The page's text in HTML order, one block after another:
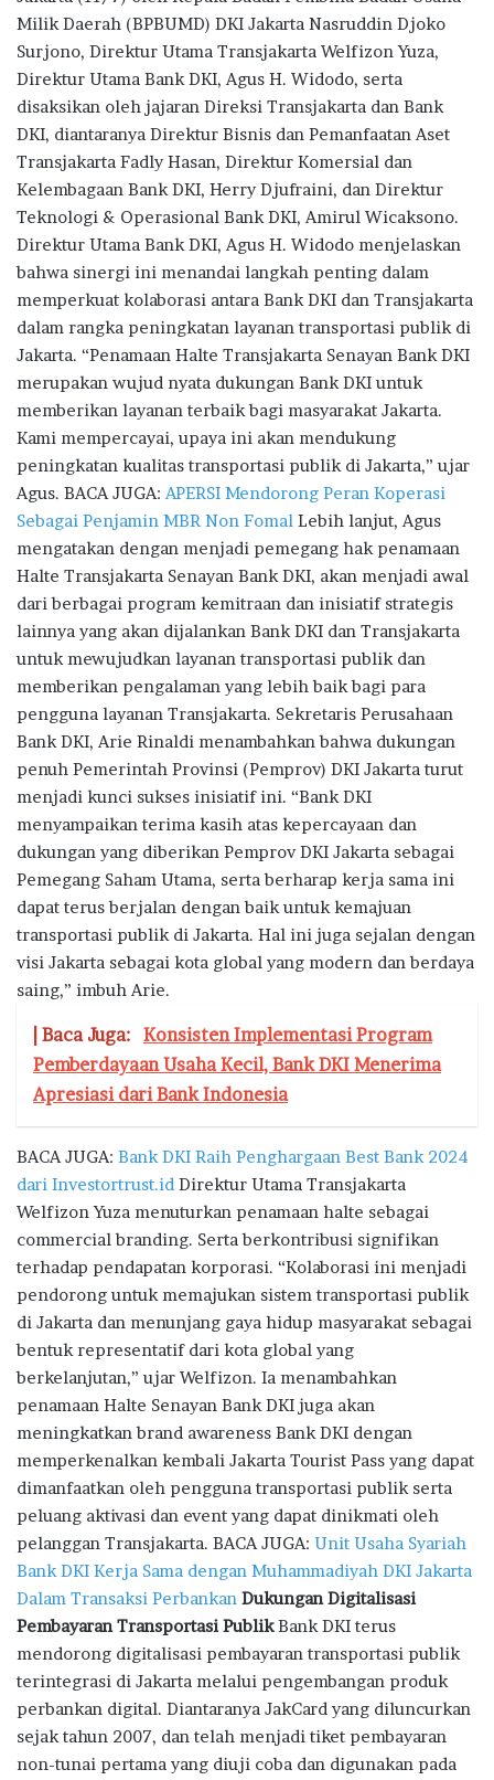
k
p
Milik Daerah (BPBUMD) DKI Jakarta Nasruddin Djoko
Surjono, Direktur Utama Transjakarta Welfizon Yuza,
Direktur Utama Bank DKI, Agus H. Widodo, serta
disaksikan oleh jajaran Direksi Transjakarta dan Bank
DKI, diantaranya Direktur Bisnis dan Pemanfaatan Aset
Transjakarta Fadly Hasan, Direktur Komersial dan
Kelembagaan Bank DKI, Herry Djufraini, dan Direktur
Teknologi & Operasional Bank DKI, Amirul Wicaksono.
Direktur Utama Bank DKI, Agus H. Widodo menjelaskan
bahwa sinergi ini menandai langkah penting dalam
memperkuat kolaborasi antara Bank DKI dan Transjakarta
dalam rangka peningkatan layanan transportasi publik di
Jakarta. “Penamaan Halte Transjakarta Senayan Bank DKI
merupakan wujud nyata dukungan Bank DKI untuk
memberikan layanan terbaik bagi masyarakat Jakarta.
Kami mempercayai, upaya ini akan mendukung
peningkatan kualitas transportasi publik di Jakarta,” ujar
Agus. BACA JUGA: APERSI Mendorong Peran Koperasi
Sebagai Penjamin MBR Non Fomal Lebih lanjut, Agus
mengatakan dengan menjadi pemegang hak penamaan
Halte Transjakarta Senayan Bank DKI, akan menjadi awal
dari berbagai program kemitraan dan inisiatif strategis
lainnya yang akan dijalankan Bank DKI dan Transjakarta
untuk mewujudkan layanan transportasi publik dan
memberikan pengalaman yang lebih baik bagi para
pengguna layanan Transjakarta. Sekretaris Perusahaan
Bank DKI, Arie Rinaldi menambahkan bahwa dukungan
penuh Pemerintah Provinsi (Pemprov) DKI Jakarta turut
menjadi kunci sukses inisiatif ini. “Bank DKI
menyampaikan terima kasih atas kepercayaan dan
dukungan yang diberikan Pemprov DKI Jakarta sebagai
Pemegang Saham Utama, serta berharap kerja sama ini
dapat terus berjalan dengan baik untuk kemajuan
transportasi publik di Jakarta. Hal ini juga sejalan dengan
visi Jakarta sebagai kota global yang modern dan berdaya
saing,” imbuh Arie.
| Baca Juga: Konsisten Implementasi Program
Pemberdayaan Usaha Kecil, Bank DKI Menerima
Apresiasi dari Bank Indonesia
BACA JUGA: Bank DKI Raih Penghargaan Best Bank 2024
dari Investortrust.id Direktur Utama Transjakarta
Welfizon Yuza menuturkan penamaan halte sebagai
commercial branding. Serta berkontribusi signifikan
terhadap pendapatan korporasi. “Kolaborasi ini menjadi
pendorong untuk memajukan sistem transportasi publik
di Jakarta dan menunjang gaya hidup masyarakat sebagai
bentuk representatif dari kota global yang
berkelanjutan,” ujar Welfizon. Ia menambahkan
penamaan Halte Senayan Bank DKI juga akan
meningkatkan brand awareness Bank DKI dengan
memperkenalkan kembali Jakarta Tourist Pass yang dapat
dimanfaatkan oleh pengguna transportasi publik serta
peluang aktivasi dan event yang dapat dinikmati oleh
pelanggan Transjakarta. BACA JUGA: Unit Usaha Syariah
Bank DKI Kerja Sama dengan Muhammadiyah DKI Jakarta
Dalam Transaksi Perbankan Dukungan Digitalisasi
Pembayaran Transportasi PublikBank DKI terus
mendorong digitalisasi pembayaran transportasi publik
terintegrasi di Jakarta melalui pengembangan produk
perbankan digital. Diantaranya JakCard yang diluncurkan
sejak tahun 2007, dan telah menjadi tiket pembayaran
non-tunai pertama yang diuji coba dan digunakan pada